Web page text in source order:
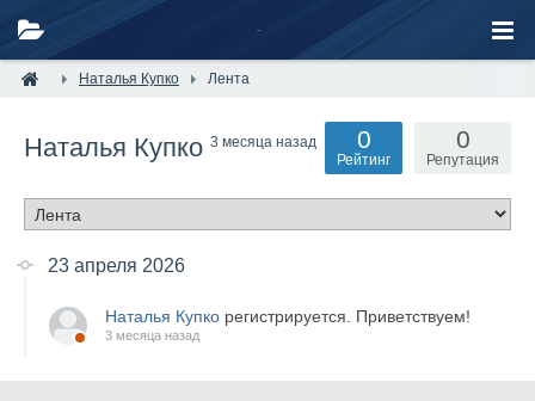
Наталья Купко Лента
Наталья Купко 3 месяца назад 0
Репутация
0
Рейтинг
23 апреля 2026
Наталья Купко регистрируется. Приветствуем!
3 месяца назад